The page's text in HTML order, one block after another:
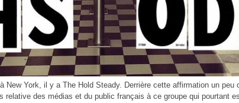
New York, il y a The Hold Steady. Derrière cette affirmation un peu
relative des médias et du public français à ce groupe qui pourtant